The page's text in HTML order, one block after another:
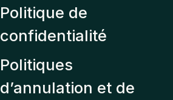
Politique de
confidentialité
Politiques
d’annulation et de